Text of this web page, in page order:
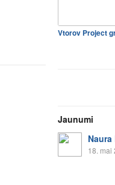
Jaunumi
Naura
18. mai